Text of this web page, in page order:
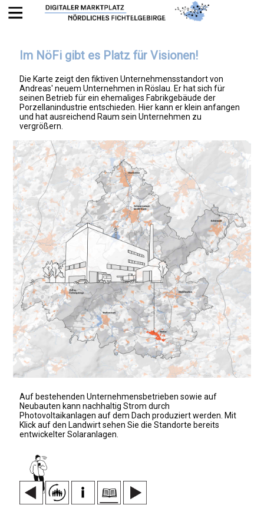
Im NöFi gibt es Platz für Visionen!
Die Karte zeigt den fiktiven Unternehmensstandort von
Andreas' neuem Unternehmen in Röslau. Er hat sich für
seinen Betrieb für ein ehemaliges Fabrikgebäude der
Porzellanindustrie entschieden. Hier kann er klein anfangen
und hat ausreichend Raum sein Unternehmen zu
vergrößern.
Auf bestehenden Unternehmensbetrieben sowie auf
Neubauten kann nachhaltig Strom durch
Photovoltaikanlagen auf dem Dach produziert werden. Mit
Klick auf den Landwirt sehen Sie die Standorte bereits
entwickelter Solaranlagen.